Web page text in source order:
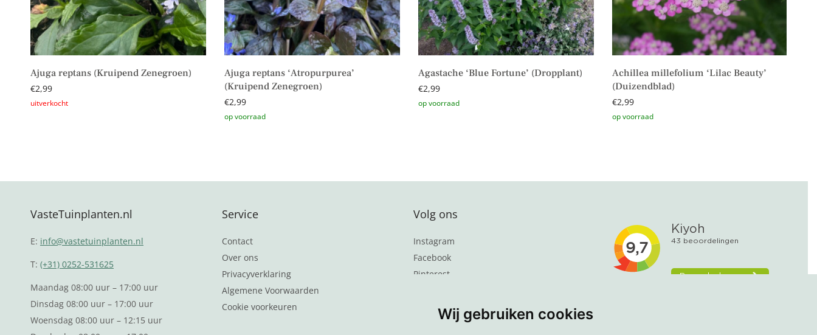
Wij gebruiken cookies
Ajuga reptans (Kruipend Zenegroen)
€2,99
Ajuga reptans ‘Atropurpurea’
(Kruipend Zenegroen)
€2,99
Agastache ‘Blue Fortune’ (Dropplant)
€2,99
Achillea millefolium ‘Lilac Beauty’
(Duizendblad)
€2,99
VasteTuinplanten.nl
E: info@vastetuinplanten.nl
T:(+31) 0252-531625
Maandag 08:00 uur – 17:00 uur
Dinsdag 08:00 uur – 17:00 uur
Woensdag 08:00 uur – 12:15 uur
Service
Contact
Over ons
Privacyverklaring
Algemene Voorwaarden
Cookie voorkeuren
Volg ons
Instagram
Facebook
Pinterest